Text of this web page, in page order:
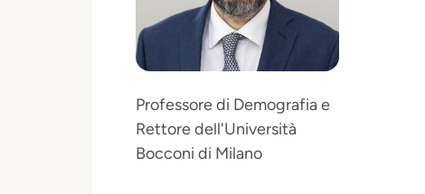
Professore di Demografia e
Rettore dell'Università
Bocconi di Milano